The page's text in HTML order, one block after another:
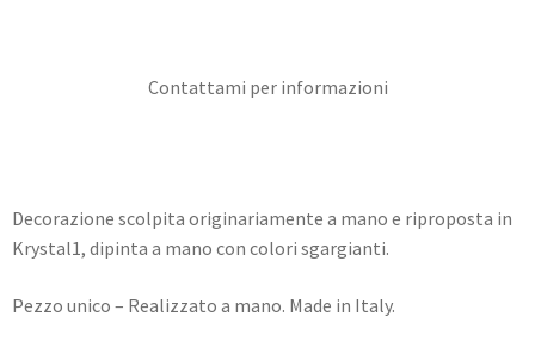
Contattami per informazioni
Decorazione scolpita originariamente a mano e riproposta in
Krystal1, dipinta a mano con colori sgargianti.
Pezzo unico – Realizzato a mano. Made in Italy.